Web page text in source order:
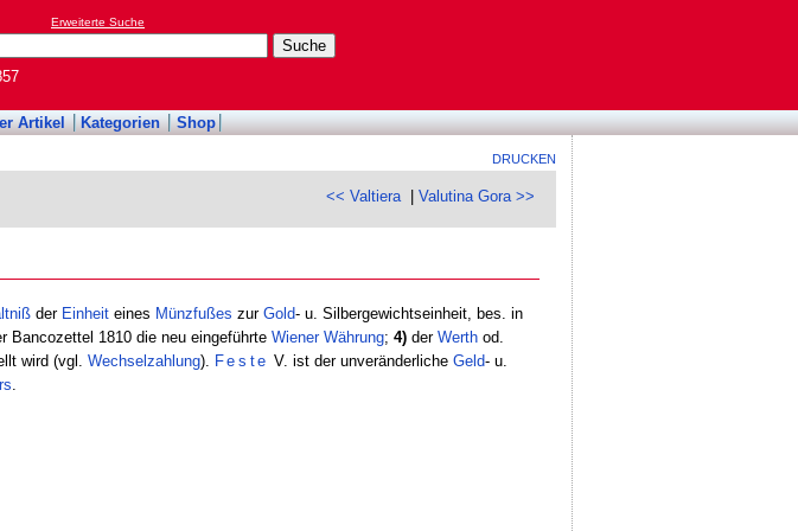
Erweiterte Suche
Artikel Kategorien Shop
DRUCKEN
<< Valtiera|Valutina Gora >>
der Einheiteines Münzfußes zur Gold- u. Silbergewichtseinheit, bes. in
Bancozettel 1810 die neu eingeführte Wiener Währung; 4)der Werthod.
wird (vgl. Wechselzahlung). Feste V. ist der unveränderliche Geld- u.